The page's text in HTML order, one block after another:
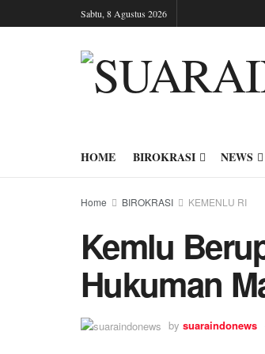
Sabtu, 8 Agustus 2026
HOME BIROKRASI NEWS
Home BIROKRASI KEMENLU RI
Kemlu
Hukuman
by suaraindonews